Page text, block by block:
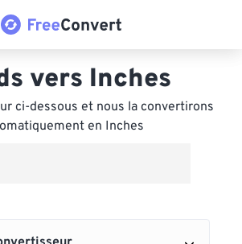
vers Inches
ci-dessous et nous la convertirons
en Inches